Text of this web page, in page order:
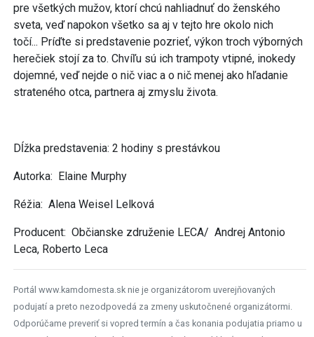
pre všetkých mužov, ktorí chcú nahliadnuť do ženského
sveta, veď napokon všetko sa aj v tejto hre okolo nich
točí... Príďte si predstavenie pozrieť, výkon troch výborných
herečiek stojí za to. Chvíľu sú ich trampoty vtipné, inokedy
dojemné, veď nejde o nič viac a o nič menej ako hľadanie
strateného otca, partnera aj zmyslu života.
Dĺžka predstavenia: 2 hodiny s prestávkou
Autorka: Elaine Murphy
Réžia: Alena Weisel Lelková
Producent: Občianske združenie LECA/ Andrej Antonio
Leca, Roberto Leca
Portál www.kamdomesta.sk nie je organizátorom uverejňovaných
podujatí a preto nezodpovedá za zmeny uskutočnené organizátormi.
Odporúčame preveriť si vopred termín a čas konania podujatia priamo u